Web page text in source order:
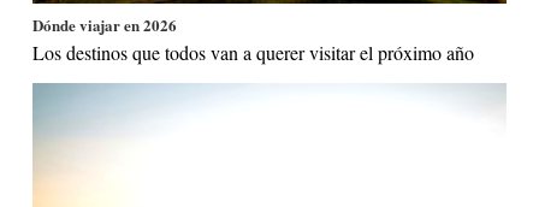
Dónde viajar en 2026
Los destinos que todos van a querer visitar el próximo año